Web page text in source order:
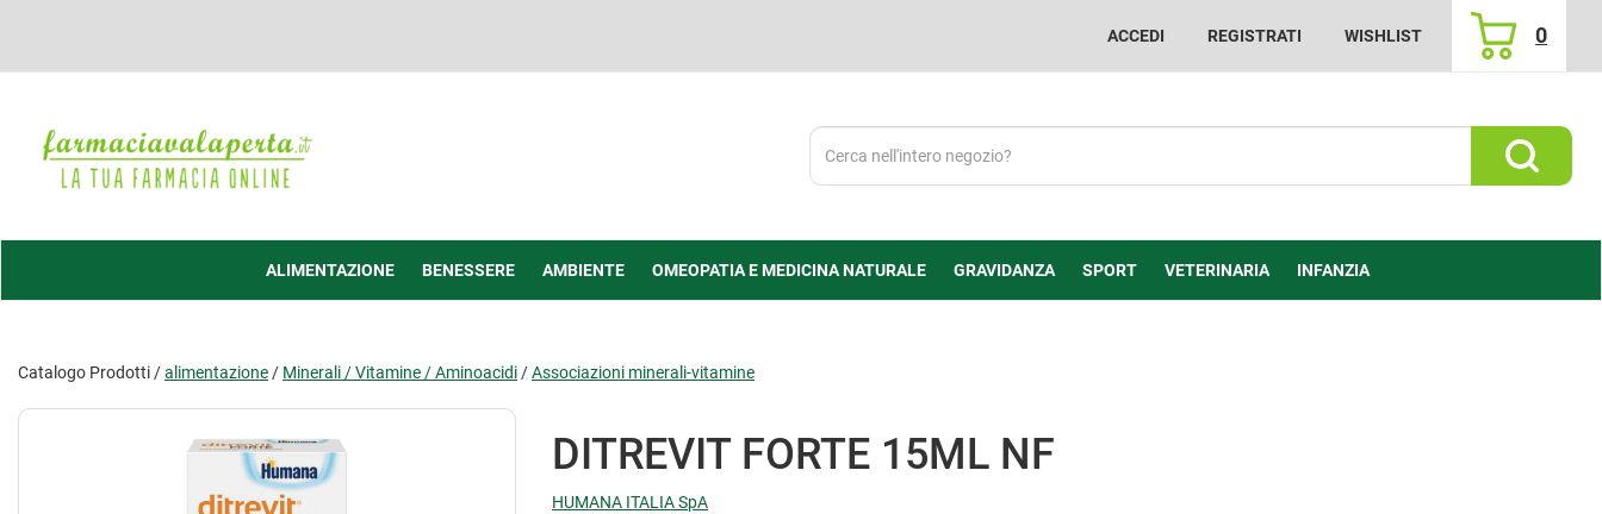
ACCEDI REGISTRATI WISHLIST 0
ARTICOLI
INSERITI
Valaperta
Cerca
Prodotto
Cerca
ALIMENTAZIONE BENESSERE AMBIENTE OMEOPATIA E MEDICINA NATURALE GRAVIDANZA SPORT VETERINARIA INFANZIA
Catalogo Prodotti /alimentazione / Minerali / Vitamine / Aminoacidi /Associazioni minerali-vitamine
DITREVIT FORTE 15ML NF
HUMANA ITALIA SpA